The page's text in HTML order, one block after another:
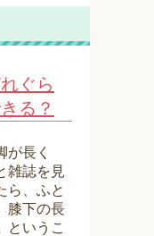
ぐら
る？
が長く
雑誌を見
ら、ふと
膝下の長
というこ